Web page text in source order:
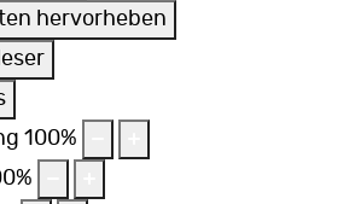
hervorheben
100%
%